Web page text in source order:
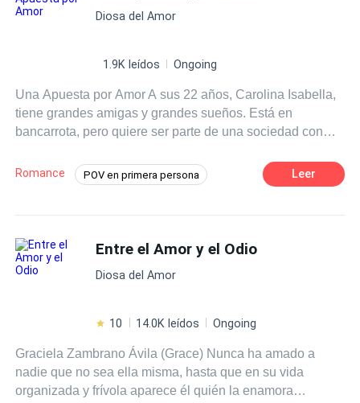
Diosa del Amor
1.9K leídos Ongoing
Una Apuesta por Amor A sus 22 años, Carolina Isabella,
tiene grandes amigas y grandes sueños. Está en
bancarrota, pero quiere ser parte de una sociedad con
cafetería, en un giro inesperado del destino, sus amigas
le hacen una propuesta, tiene que ganar una apuesta,
noche de pasión ella se interesa por el chico, pero sabe
que tiene que ganar esa apuesta. Axel David, es un chico
de 28 años muy entusiasta, que el día que le pide
con otro, pero que quiere estar con los dos, pero él se
podrá cobrar esa herencia que su padre le ha prometido.
Dolido se va a otra ciudad donde conoce a una linda
chica y pasan la mejor noche de sus vidas, pero la tiene
Romance POV en primera persona Leer
Entre el Amor y el Odio
Diosa del Amor
10 14.0K leídos Ongoing
Graciela Zambrano Ávila (Grace) Nunca ha amado a
nadie que no sea ella misma, hasta que en su vida
organizada y frívola aparece él quién la enamora